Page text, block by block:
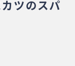
ツのスパ